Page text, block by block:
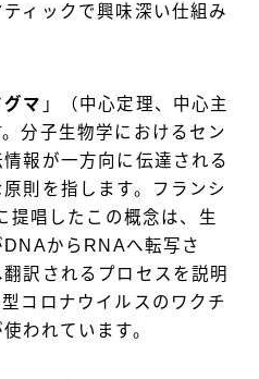
ィックで興味深い仕組み
マ 」（中心定理、中心主
分子生物学におけるセン
報が一方向に伝達される
則を指します。フランシ
提唱したこの概念は、生
からRNAへ転写さ
訳されるプロセスを説明
コロナウイルスのワクチ
われています。